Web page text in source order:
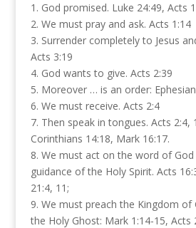
1. God promised. Luke 24:49, Acts
2. We must pray and ask. Acts 1:14
3. Surrender completely to Jesus
Acts 3:19
4. God wants to give. Acts 2:39
5. Moreover … is an order:
6. We must receive. Acts 2:4
7. Then speak in tongues. Acts 2:4,
Corinthians 14:18, Mark 16:17.
8. We must act on the word of
guidance of the Holy Spirit. Acts
21:4, 11;
9. We must preach the Kingdom
the Holy Ghost: Mark 1:14-15, Acts